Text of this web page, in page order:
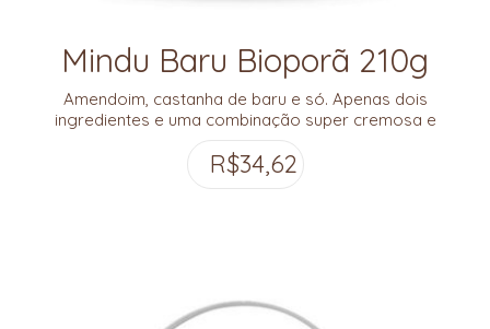
Mindu Baru Bioporã 210g
Amendoim, castanha de baru e só. Apenas dois
ingredientes e uma combinação super cremosa e
com altíssima densidade nutritiva. Viva o Cerrado!
R$34,62